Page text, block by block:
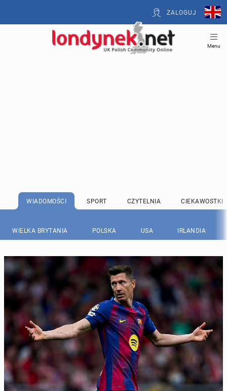
ZALOGUJ
Menu
WIADOMOŚCI SPORT CZYTELNIA CIEKAWOSTKI
WIELKA BRYTANIA POLSKA USA IRLANDIA